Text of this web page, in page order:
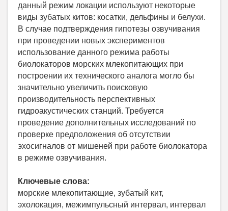
данный режим локации используют некоторые
виды зубатых китов: косатки, дельфины и белухи.
В случае подтверждения гипотезы озвучивания
при проведении новых экспериментов
использование данного режима работы
биолокаторов морских млекопитающих при
построении их технического аналога могло бы
значительно увеличить поисковую
производительность перспективных
гидроакустических станций. Требуется
проведение дополнительных исследований по
проверке предположения об отсутствии
эхосигналов от мишеней при работе биолокатора
в режиме озвучивания.
Ключевые слова:
морские млекопитающие, зубатый кит,
эхолокация, межимпульсный интервал, интервал